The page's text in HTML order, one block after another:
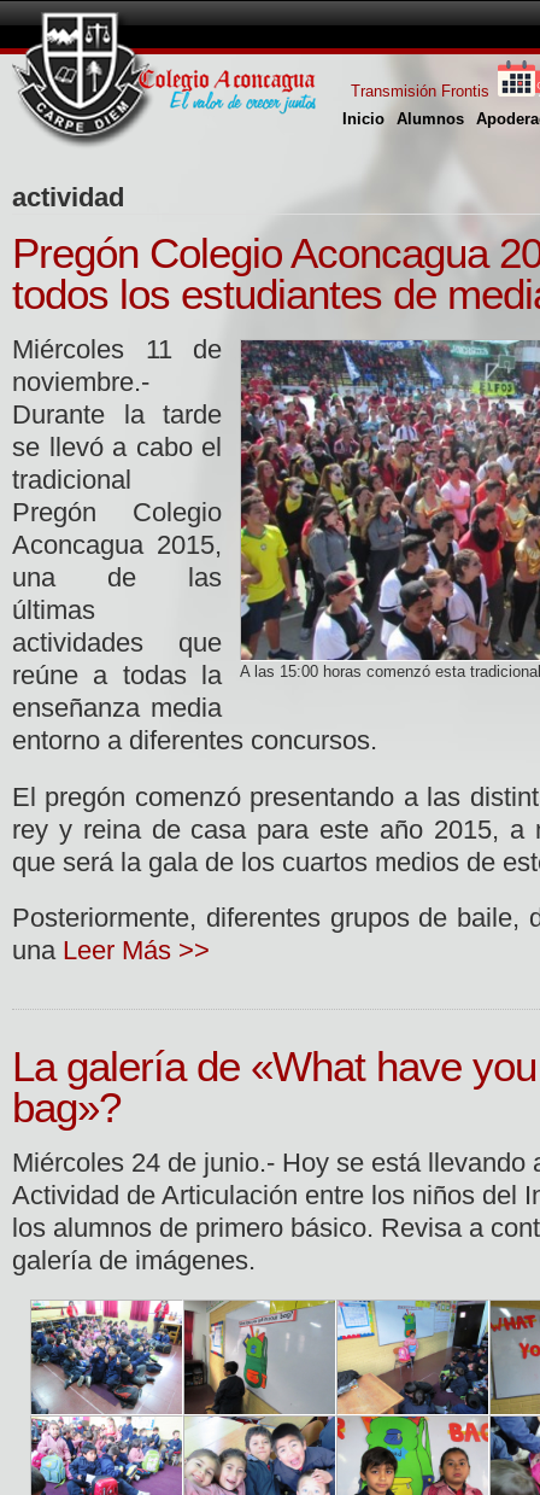
Inicio Alumnos
Transmisión Frontis
actividad
Pregón Colegio Aconcagua
todos los estudiantes de
A las 15:00 horas comenzó esta
Miércoles 11 de
noviembre.-
Durante la tarde
se llevó a cabo el
tradicional
Pregón Colegio
Aconcagua 2015,
una de las
últimas
actividades que
reúne a todas la
enseñanza media
entorno a diferentes concursos.
El pregón comenzó presentando a las
rey y reina de casa para este año 2015, a
que será la gala de los cuartos medios de
Posteriormente, diferentes grupos de baile,
una Leer Más >>
La galería de «What have
bag»?
Miércoles 24 de junio.- Hoy se está llevando
Actividad de Articulación entre los niños del
los alumnos de primero básico. Revisa a
galería de imágenes.